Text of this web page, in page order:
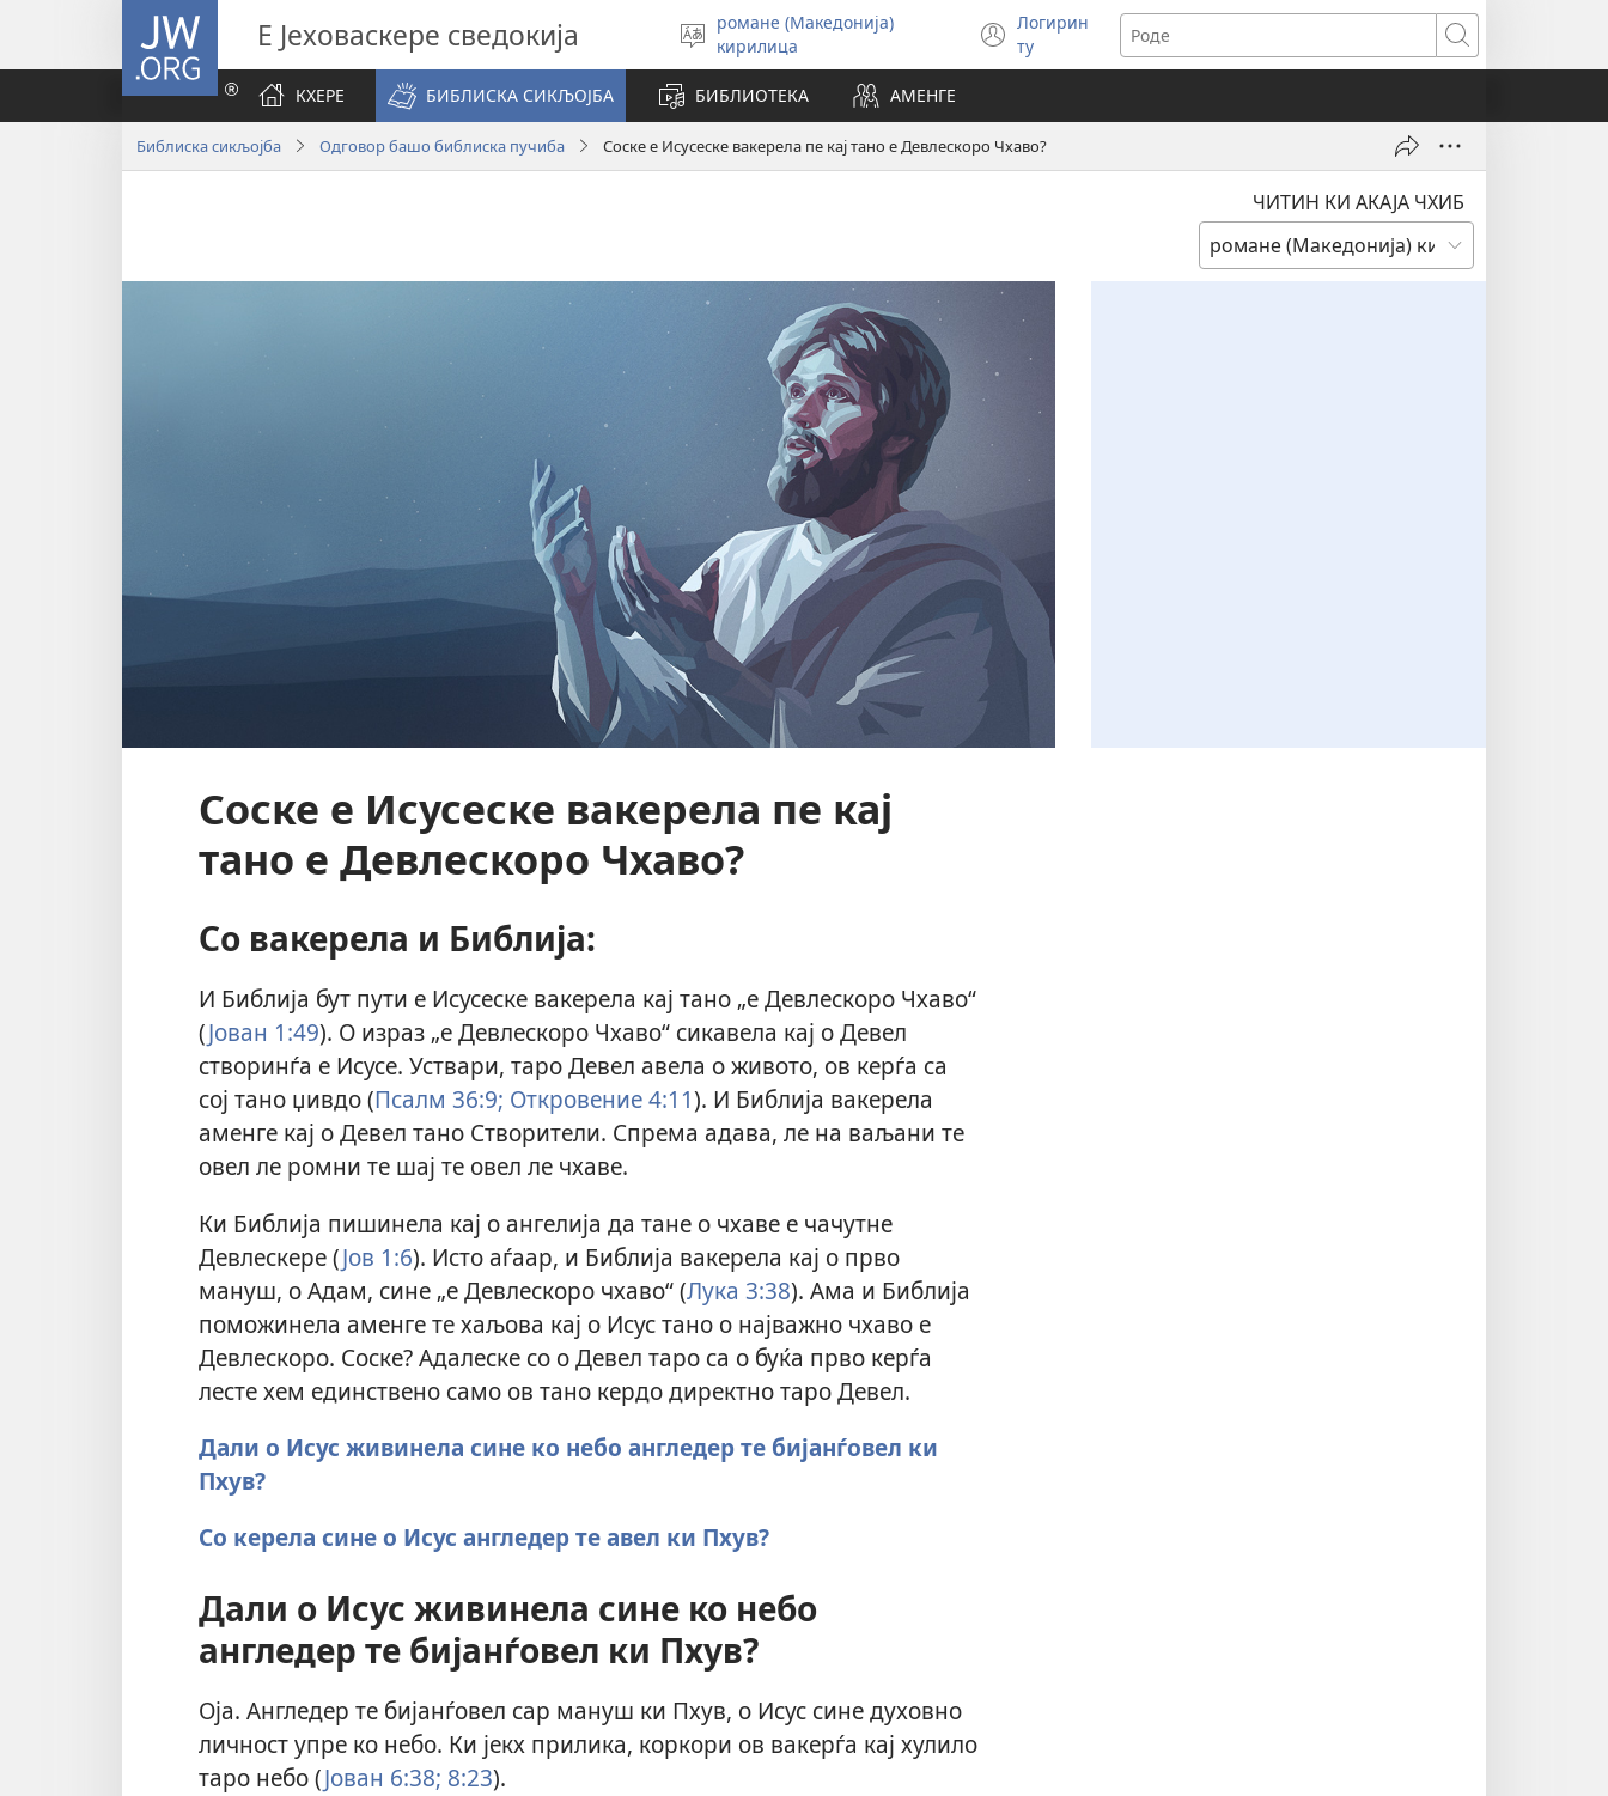
JW.ORG
Е Јеховаскере сведокија
чхиб
романе (Македонија)
кирилица
Логирин
ту
new
Роде
КХЕРЕ БИБЛИСКА СИКЉОЈБА БИБЛИОТЕКА АМЕНГЕ
Библиска сикљојба Одговор башо библиска пучиба Соске е Исусеске вакерела пе кај тано е Девлескоро Чхаво?
ЧИТИН КИ АКАЈА ЧХИБ
Соске е Исусеске вакерела пе кај
тано е Девлескоро Чхаво?
Со вакерела и Библија:
И Библија бут пути е Исусеске вакерела кај тано „е Девлескоро Чхаво“
(Јован 1:49). О израз „е Девлескоро Чхаво“ сикавела кај о Девел
створинѓа е Исусе. Уствари, таро Девел авела о живото, ов керѓа са
сој тано џивдо (Псалм 36:9; Откровение 4:11). И Библија вакерела
аменге кај о Девел тано Створители. Спрема адава, ле на ваљани те
овел ле ромни те шај те овел ле чхаве.
Ки Библија пишинела кај о ангелија да тане о чхаве е чачутне
Девлескере (Јов 1:6). Исто аѓаар, и Библија вакерела кај о прво
мануш, о Адам, сине „е Девлескоро чхаво“ (Лука 3:38). Ама и Библија
поможинела аменге те хаљова кај о Исус тано о најважно чхаво е
Девлескоро. Соске? Адалеске со о Девел таро са о буќа прво керѓа
лесте хем единствено само ов тано кердо директно таро Девел.
Дали о Исус живинела сине ко небо англедер те бијанѓовел ки
Пхув?
Со керела сине о Исус англедер те авел ки Пхув?
Дали о Исус живинела сине ко небо
англедер те бијанѓовел ки Пхув?
Оја. Англедер те бијанѓовел сар мануш ки Пхув, о Исус сине духовно
личност упре ко небо. Ки јекх прилика, коркори ов вакерѓа кај хулило
таро небо (Јован 6:38; 8:23).